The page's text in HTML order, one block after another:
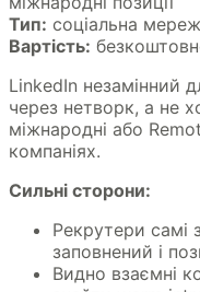
Тип: соціальна
Вартість:
LinkedIn незамінний
через нетворк, а не
міжнародні або
компаніях.
Сильні сторони:
Рекрутери самі
заповнений і
Видно взаємні